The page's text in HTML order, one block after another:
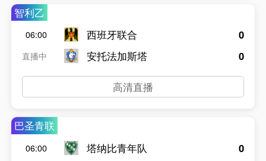
智利乙
06:00
直播中
西班牙联合
安托法加斯塔
0
0
高清直播
巴圣青联
06:00
塔纳比青年队
0